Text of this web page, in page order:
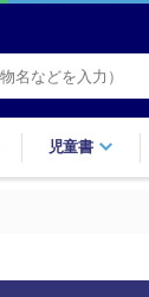
児童書